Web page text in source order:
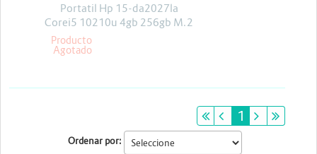
Portatil Hp 15-da2027la
Corei5 10210u 4gb 256gb M.2
Producto
Agotado
primeiro
anterior
1 próximo
Ordenar por: